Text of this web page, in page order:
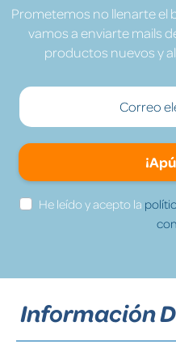
Prometemos no llenarte el
vamos a enviarte mails
productos nuevos y
He leído y acepto la
Información